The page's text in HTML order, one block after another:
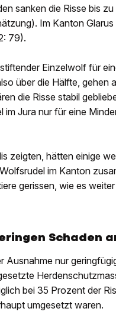
sanken die Risse bis
Im Kanton
79).
Einzelwolf für
über die Hälfte, gehen
die Risse stabil
Jura nur für eine
zeigten, hätten einige
im Kanton
gerissen, wie es
Schaden
Ausnahme nur
bei 35 Prozent der
umgesetzt waren.